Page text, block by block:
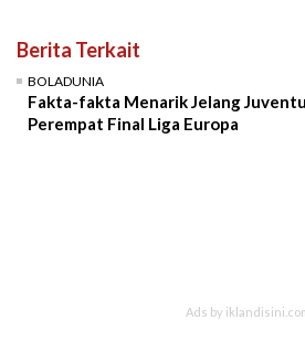
Berita Terkait
BOLADUNIA
Fakta-fakta Menarik Jelang
Perempat Final Liga Europa